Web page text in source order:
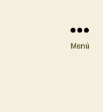
Menú